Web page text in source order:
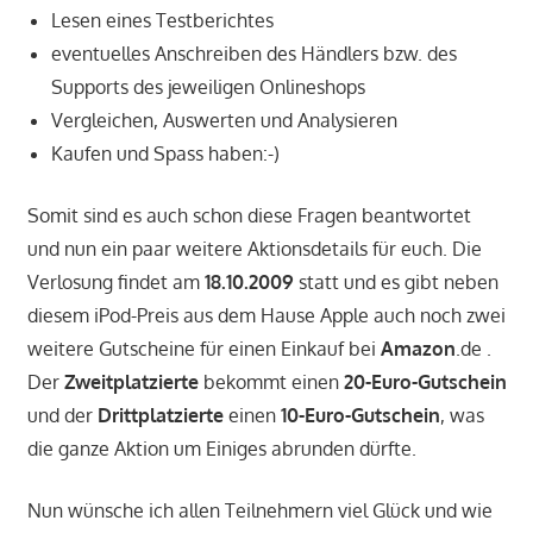
Lesen eines Testberichtes
eventuelles Anschreiben des Händlers bzw. des
Supports des jeweiligen Onlineshops
Vergleichen, Auswerten und Analysieren
Kaufen und Spass haben:-)
Somit sind es auch schon diese Fragen beantwortet
und nun ein paar weitere Aktionsdetails für euch. Die
Verlosung findet am 18.10.2009 statt und es gibt neben
diesem iPod-Preis aus dem Hause Apple auch noch zwei
weitere Gutscheine für einen Einkauf bei Amazon .de .
Der Zweitplatzierte bekommt einen 20-Euro-Gutschein
und der Drittplatzierte einen 10-Euro-Gutschein, was
die ganze Aktion um Einiges abrunden dürfte.
Nun wünsche ich allen Teilnehmern viel Glück und wie